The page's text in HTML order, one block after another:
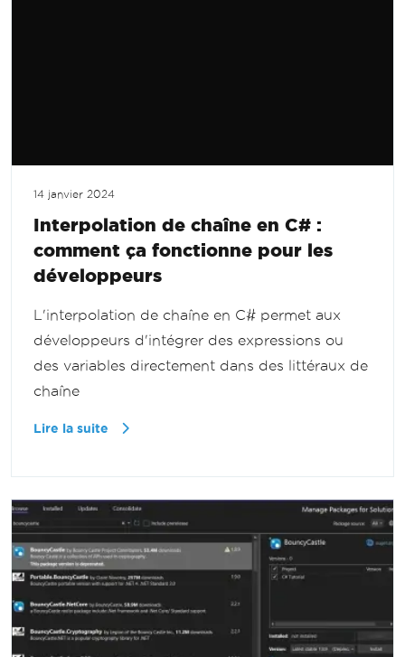
14 janvier 2024
Interpolation de chaîne en C# :
comment ça fonctionne pour les
développeurs
L'interpolation de chaîne en C# permet aux
développeurs d'intégrer des expressions ou
des variables directement dans des littéraux de
chaîne
Lire la suite